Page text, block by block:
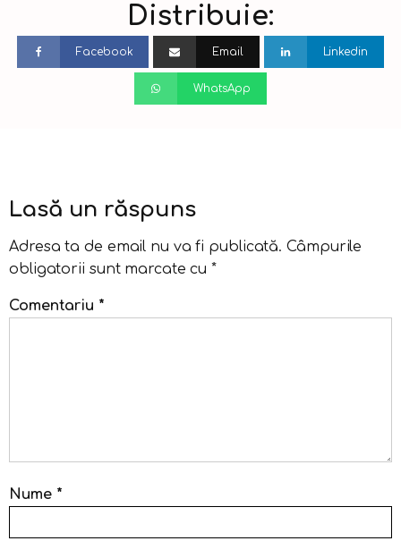
Distribuie:
Facebook Email Linkedin
WhatsApp
Lasă un răspuns
Adresa ta de email nu va fi publicată. Câmpurile
obligatorii sunt marcate cu*
Comentariu *
Nume *